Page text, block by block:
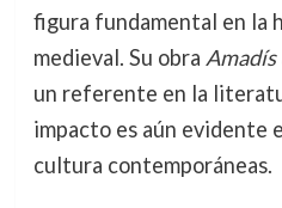
figura fundamental en la
medieval. Su obra Amadís
un referente en la
impacto es aún evidente
cultura contemporáneas.